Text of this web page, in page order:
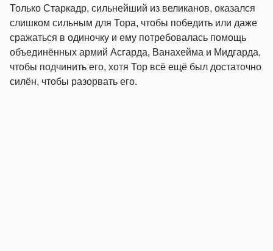
Только Старкадр, сильнейший из великанов, оказался
слишком сильным для Тора, чтобы победить или даже
сражаться в одиночку и ему потребовалась помощь
объединённых армий Асгарда, Ванахейма и Мидгарда,
чтобы подчинить его, хотя Тор всё ещё был достаточно
силён, чтобы разорвать его.